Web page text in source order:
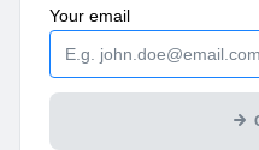
Your emailMandatory